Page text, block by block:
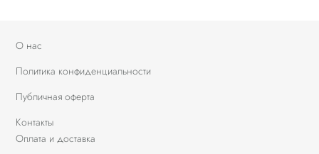
О нас
Политика конфиденциальности
Публичная оферта
Контакты
Оплата и доставка